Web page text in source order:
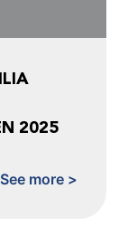
2025
See more >